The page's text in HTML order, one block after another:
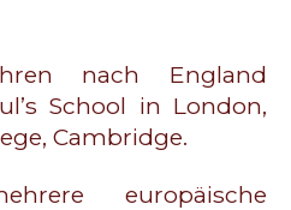
nach England
School in London,
Cambridge.
europäische